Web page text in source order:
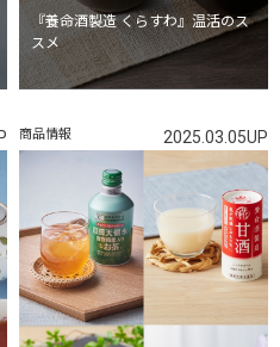
『養命酒製造 くらすわ』温活のス
スメ
商品情報 2025.03.05UP